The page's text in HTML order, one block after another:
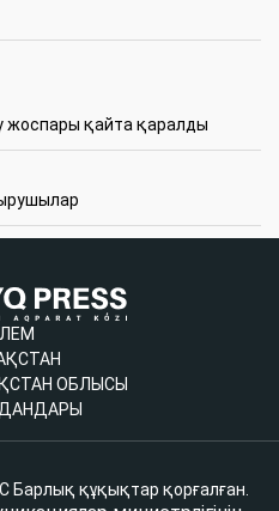
жоспары қайта қаралды
ОБЛЫСЫ
құқықтар қорғалған.